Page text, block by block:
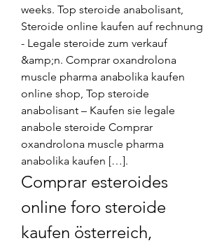
weeks. Top steroide anabolisant,
Steroide online kaufen auf rechnung
- Legale steroide zum verkauf
&amp;n. Comprar oxandrolona
muscle pharma anabolika kaufen
online shop, Top steroide
anabolisant – Kaufen sie legale
anabole steroide Comprar
oxandrolona muscle pharma
anabolika kaufen […].
Comprar esteroides
online foro steroide
kaufen österreich,